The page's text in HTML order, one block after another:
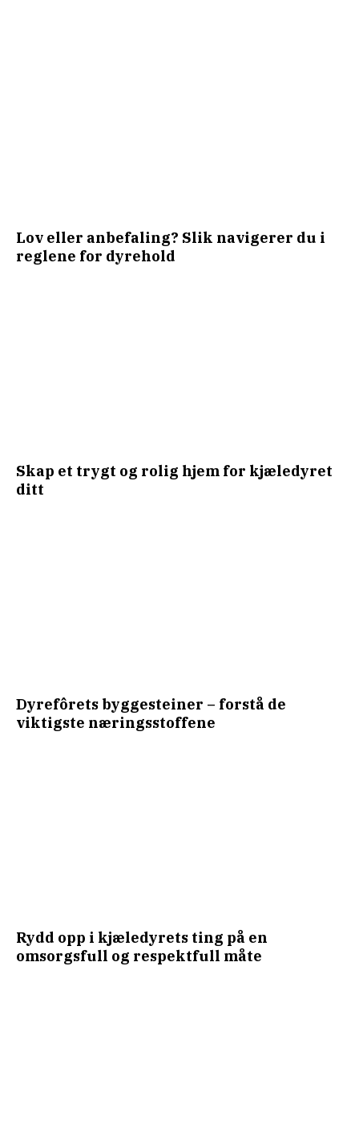
Lov eller anbefaling? Slik navigerer du i
reglene for dyrehold
Skap et trygt og rolig hjem for kjæledyret
ditt
Dyrefôrets byggesteiner – forstå de
viktigste næringsstoffene
Rydd opp i kjæledyrets ting på en
omsorgsfull og respektfull måte